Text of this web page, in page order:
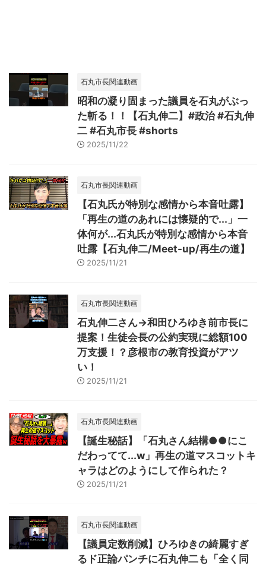
石丸市長関連動画
昭和の凝り固まった議員を石丸がぶっ
た斬る！！【石丸伸二】#政治 #石丸伸
二 #石丸市長 #shorts
2025/11/22
石丸市長関連動画
【石丸氏が特別な感情から本音吐露】
「再生の道のあれには懐疑的で...」一
体何が...石丸氏が特別な感情から本音
吐露【石丸伸二/Meet-up/再生の道】
2025/11/21
石丸市長関連動画
石丸伸二さん→和田ひろゆき前市長に
提案！生徒会長の公約実現に総額100
万支援！？彦根市の教育投資がアツ
い！
2025/11/21
石丸市長関連動画
【誕生秘話】「石丸さん結構●●にこ
だわってて...w」再生の道マスコットキ
ャラはどのようにして作られた？
2025/11/21
石丸市長関連動画
【議員定数削減】ひろゆきの綺麗すぎ
るド正論パンチに石丸伸二も「全く同